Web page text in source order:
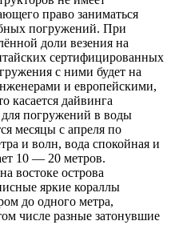
право заниматься
погружений. При
доли везения на
сертифицированных
с ними будет на
и европейскими,
касается дайвинга
погружений в воды
месяцы с апреля по
и волн, вода спокойная и
10 — 20 метров.
востоке острова
яркие кораллы
до одного метра,
числе разные затонувшие